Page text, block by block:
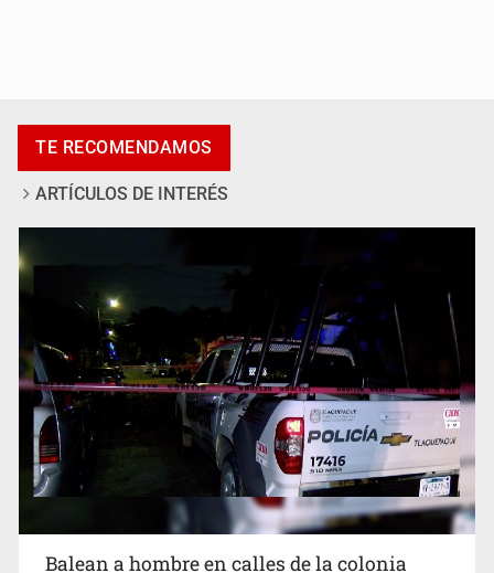
SCJN ordena al Congreso de Jalisco eliminar la
adopción simple
TE RECOMENDAMOS
ARTÍCULOS DE INTERÉS
Balean a hombre en calles de la colonia